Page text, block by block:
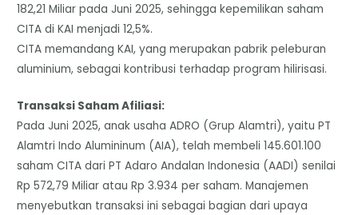
182,21 Miliar pada Juni 2025, sehingga kepemilikan saham
CITA di KAI menjadi 12,5%.
​CITA memandang KAI, yang merupakan pabrik peleburan
aluminium, sebagai kontribusi terhadap program hilirisasi.
​Transaksi Saham Afiliasi:
​Pada Juni 2025, anak usaha ADRO (Grup Alamtri), yaitu PT
Alamtri Indo Alumininum (AIA), telah membeli 145.601.100
saham CITA dari PT Adaro Andalan Indonesia (AADI) senilai
Rp 572,79 Miliar atau Rp 3.934 per saham. Manajemen
menyebutkan transaksi ini sebagai bagian dari upaya